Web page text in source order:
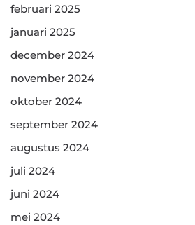
februari 2025
januari 2025
december 2024
november 2024
oktober 2024
september 2024
augustus 2024
juli 2024
juni 2024
mei 2024